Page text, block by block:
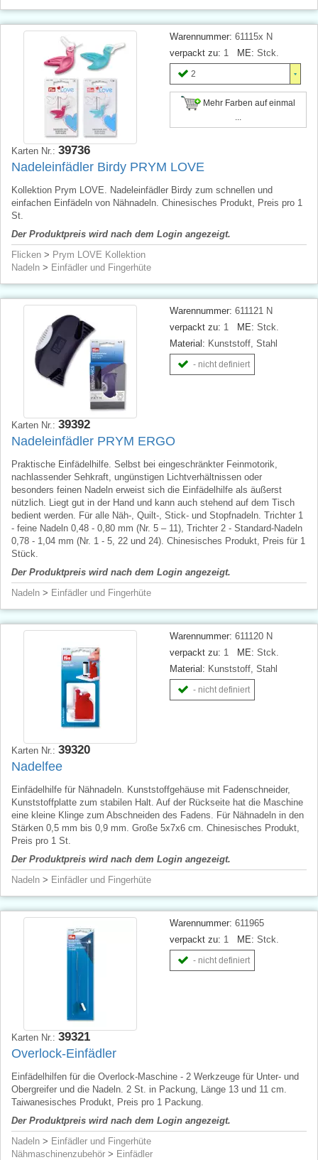
Warennummer: 61115x N
verpackt zu: 1 ME: Stck.
2
Mehr Farben auf einmal
Karten Nr.: 39736
Nadeleinfädler Birdy PRYM LOVE
Kollektion Prym LOVE. Nadeleinfädler Birdy zum schnellen und
einfachen Einfädeln von Nähnadeln. Chinesisches Produkt, Preis pro 1
St.
Der Produktpreis wird nach dem Login angezeigt.
Flicken > Prym LOVE Kollektion
Nadeln > Einfädler und Fingerhüte
Warennummer: 611121 N
verpackt zu: 1 ME: Stck.
Material: Kunststoff, Stahl
- nicht definiert
Karten Nr.: 39392
Nadeleinfädler PRYM ERGO
Praktische Einfädelhilfe. Selbst bei eingeschränkter Feinmotorik,
nachlassender Sehkraft, ungünstigen Lichtverhältnissen oder
besonders feinen Nadeln erweist sich die Einfädelhilfe als äußerst
nützlich. Liegt gut in der Hand und kann auch stehend auf dem Tisch
bedient werden. Für alle Näh-, Quilt-, Stick- und Stopfnadeln. Trichter 1
- feine Nadeln 0,48 - 0,80 mm (Nr. 5 – 11), Trichter 2 - Standard-Nadeln
0,78 - 1,04 mm (Nr. 1 - 5, 22 und 24). Chinesisches Produkt, Preis für 1
Stück.
Der Produktpreis wird nach dem Login angezeigt.
Nadeln > Einfädler und Fingerhüte
Warennummer: 611120 N
verpackt zu: 1 ME: Stck.
Material: Kunststoff, Stahl
- nicht definiert
Karten Nr.: 39320
Nadelfee
Einfädelhilfe für Nähnadeln. Kunststoffgehäuse mit Fadenschneider,
Kunststoffplatte zum stabilen Halt. Auf der Rückseite hat die Maschine
eine kleine Klinge zum Abschneiden des Fadens. Für Nähnadeln in den
Stärken 0,5 mm bis 0,9 mm. Große 5x7x6 cm. Chinesisches Produkt,
Preis pro 1 St.
Der Produktpreis wird nach dem Login angezeigt.
Nadeln > Einfädler und Fingerhüte
Warennummer: 611965
verpackt zu: 1 ME: Stck.
- nicht definiert
Karten Nr.: 39321
Overlock-Einfädler
Einfädelhilfen für die Overlock-Maschine - 2 Werkzeuge für Unter- und
Obergreifer und die Nadeln. 2 St. in Packung, Länge 13 und 11 cm.
Taiwanesisches Produkt, Preis pro 1 Packung.
Der Produktpreis wird nach dem Login angezeigt.
Nadeln > Einfädler und Fingerhüte
Nähmaschinenzubehör > Einfädler